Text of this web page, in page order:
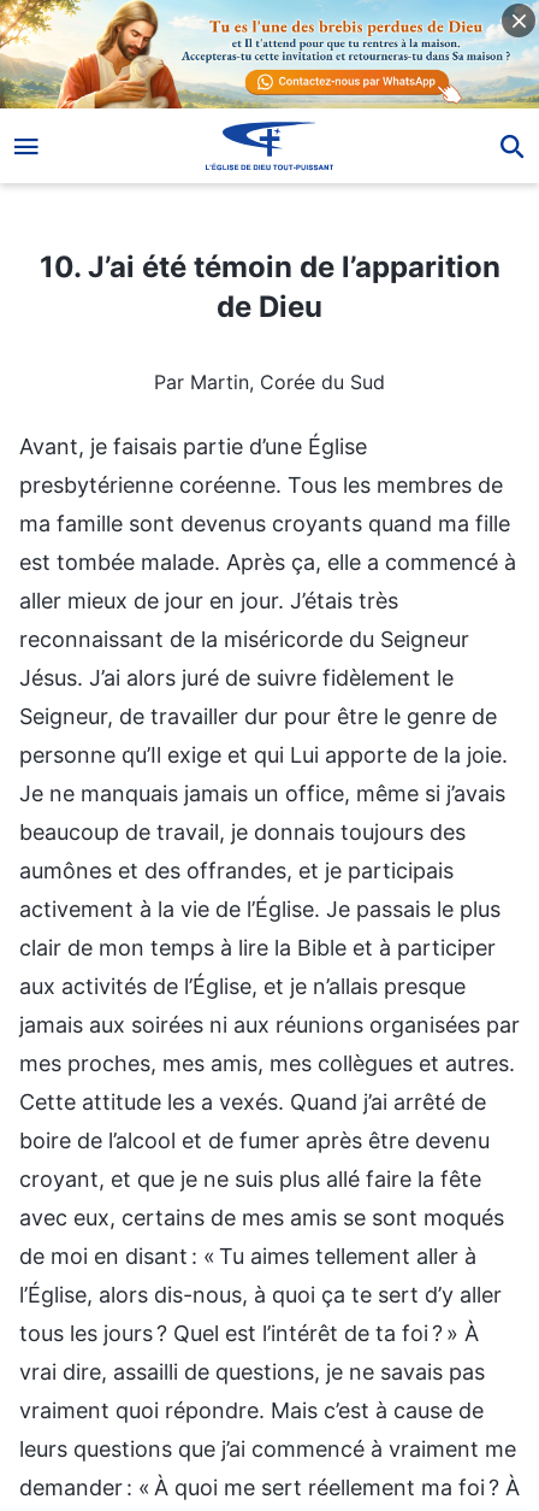
10. J’ai été témoin de l’apparition de Dieu
10. J’ai été témoin de l’apparition
de Dieu
Par Martin, Corée du Sud
Avant, je faisais partie d’une Église
presbytérienne coréenne. Tous les membres de
ma famille sont devenus croyants quand ma fille
est tombée malade. Après ça, elle a commencé à
aller mieux de jour en jour. J’étais très
reconnaissant de la miséricorde du Seigneur
Jésus. J’ai alors juré de suivre fidèlement le
Seigneur, de travailler dur pour être le genre de
personne qu’Il exige et qui Lui apporte de la joie.
Je ne manquais jamais un office, même si j’avais
beaucoup de travail, je donnais toujours des
aumônes et des offrandes, et je participais
activement à la vie de l’Église. Je passais le plus
clair de mon temps à lire la Bible et à participer
aux activités de l’Église, et je n’allais presque
jamais aux soirées ni aux réunions organisées par
mes proches, mes amis, mes collègues et autres.
Cette attitude les a vexés. Quand j’ai arrêté de
boire de l’alcool et de fumer après être devenu
croyant, et que je ne suis plus allé faire la fête
avec eux, certains de mes amis se sont moqués
de moi en disant : « Tu aimes tellement aller à
l’Église, alors dis-nous, à quoi ça te sert d’y aller
tous les jours ? Quel est l’intérêt de ta foi ? » À
vrai dire, assailli de questions, je ne savais pas
vraiment quoi répondre. Mais c’est à cause de
leurs questions que j’ai commencé à vraiment me
demander : « À quoi me sert réellement ma foi ? À